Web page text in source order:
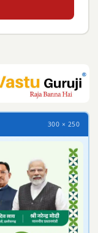
300 × 250